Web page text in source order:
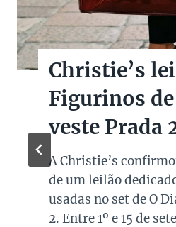
Christie’s
Figurinos de
veste Prada
A Christie’s
de um leilão
usadas no set de O
2. Entre 1º e 15 de